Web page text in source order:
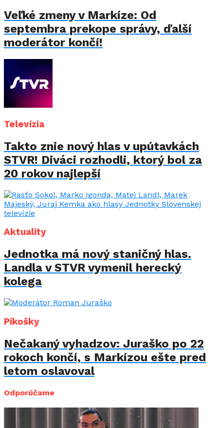
Veľké zmeny v Markíze: Od
septembra prekope správy, ďalší
moderátor končí!
Televízia
Takto znie nový hlas v upútavkách
STVR! Diváci rozhodli, ktorý bol za
20 rokov najlepší
Aktuality
Jednotka má nový staničný hlas.
Landla v STVR vymenil herecký
kolega
Pikošky
Nečakaný vyhadzov: Juraško po 22
rokoch končí, s Markízou ešte pred
letom oslavoval
Odporúčame